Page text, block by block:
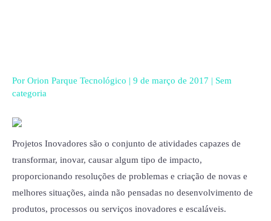
Por Orion Parque Tecnológico | 9 de março de 2017 | Sem
categoria
Projetos Inovadores são o conjunto de atividades capazes de
transformar, inovar, causar algum tipo de impacto,
proporcionando resoluções de problemas e criação de novas e
melhores situações, ainda não pensadas no desenvolvimento de
produtos, processos ou serviços inovadores e escaláveis.